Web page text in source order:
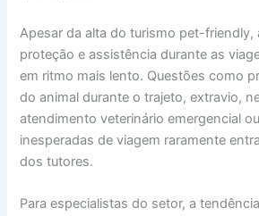
Apesar da alta do turismo pet-friendly,
proteção e assistência durante as
em ritmo mais lento. Questões como
do animal durante o trajeto, extravio,
atendimento veterinário emergencial
inesperadas de viagem raramente
dos tutores.
Para especialistas do setor, a